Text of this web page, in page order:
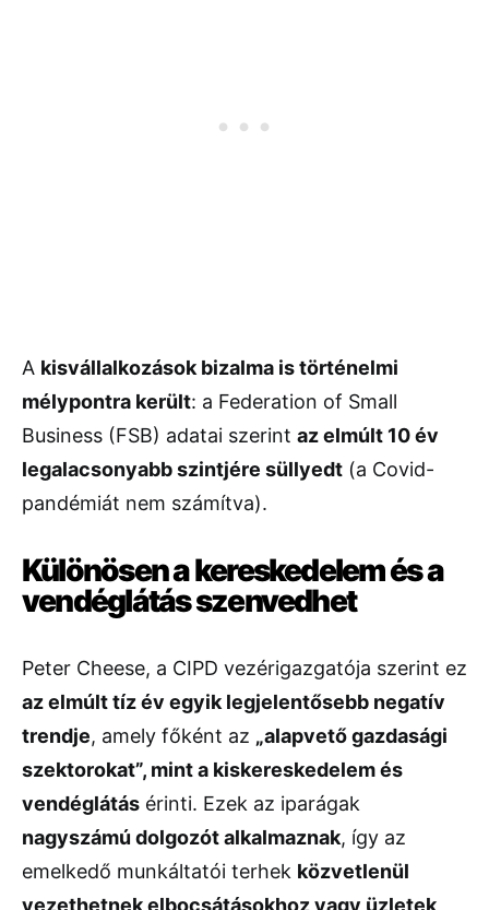
A kisvállalkozások bizalma is történelmi
mélypontra került: a Federation of Small
Business (FSB) adatai szerint az elmúlt 10 év
legalacsonyabb szintjére süllyedt (a Covid-
pandémiát nem számítva).
Különösen a kereskedelem és a
vendéglátás szenvedhet
Peter Cheese, a CIPD vezérigazgatója szerint ez
az elmúlt tíz év egyik legjelentősebb negatív
trendje, amely főként az „alapvető gazdasági
szektorokat”, mint a kiskereskedelem és
vendéglátás érinti. Ezek az iparágak
nagyszámú dolgozót alkalmaznak, így az
emelkedő munkáltatói terhek közvetlenül
vezethetnek elbocsátásokhoz vagy üzletek